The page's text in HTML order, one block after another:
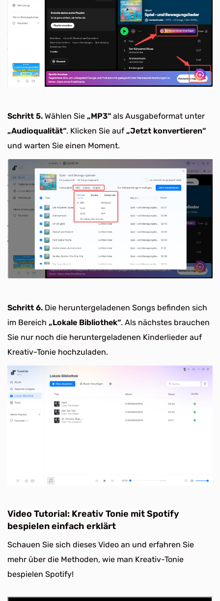
Schritt 5. Wählen Sie „MP3“ als Ausgabeformat unter
„Audioqualität“. Klicken Sie auf „Jetzt konvertieren“
und warten Sie einen Moment.
Schritt 6. Die heruntergeladenen Songs befinden sich
im Bereich „Lokale Bibliothek“. Als nächstes brauchen
Sie nur noch die heruntergeladenen Kinderlieder auf
Kreativ-Tonie hochzuladen.
Video Tutorial: Kreativ Tonie mit Spotify
bespielen einfach erklärt
Schauen Sie sich dieses Video an und erfahren Sie
mehr über die Methoden, wie man Kreativ-Tonie
bespielen Spotify!